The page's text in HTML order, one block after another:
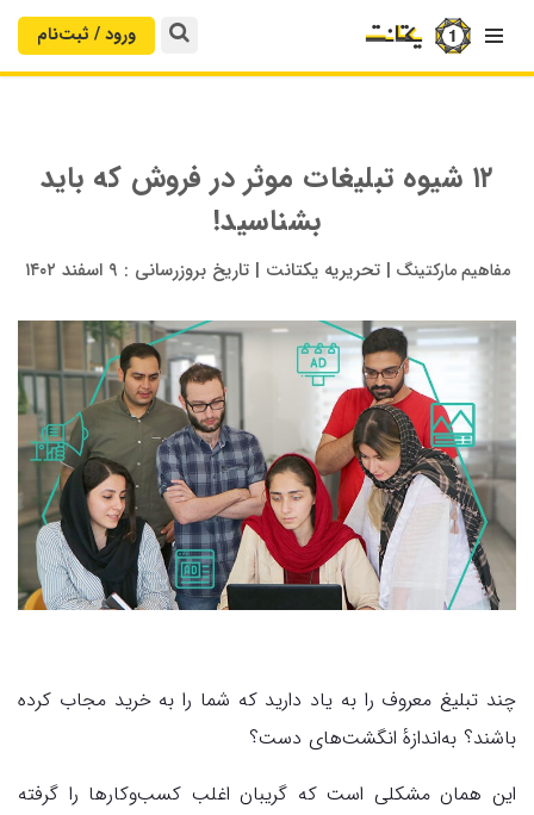
 ورود / ثبت‌‌نام
۱۲ شیوه تبلیغات موثر در فروش که باید
بشناسید!
مفاهیم مارکتینگ |تحریریه یکتانت |تاریخ بروزرسانی : ۹ اسفند ۱۴۰۲
چند تبلیغ معروف را به یاد دارید که شما را به خرید مجاب کرده
باشند؟ به‌اندازهٔ انگشت‌های دست؟
این همان مشکلی است که گریبان اغلب کسب‌وکارها را گرفته